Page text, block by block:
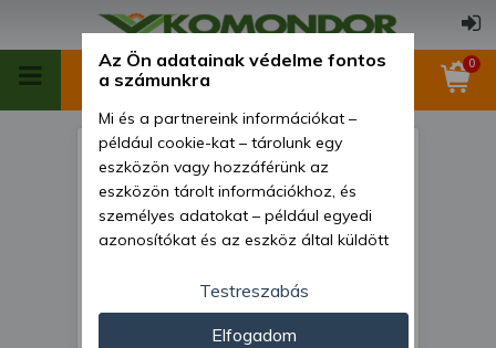
0
Tolólap 140cm-es, hidraulikus
emeléssel és hidraulikus
elforgatással, japán
kistraktorokhoz, Komondor
Az Ön adatainak védelme fontos
a számunkra
Mi és a partnereink információkat –
például cookie-kat – tárolunk egy
eszközön vagy hozzáférünk az
eszközön tárolt információkhoz, és
személyes adatokat – például egyedi
azonosítókat és az eszköz által küldött
személyre szabott hirdetések és
tartalom nyújtásához, hirdetés- és
tartalomméréshez, nézettségi adatok
Testreszabás
Elfogadom